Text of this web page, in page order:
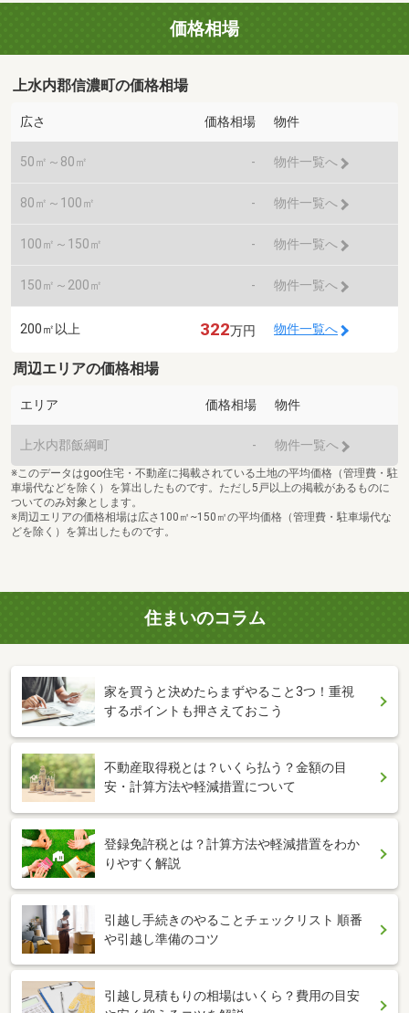
価格相場
上水内郡信濃町の価格相場
広さ 価格相場 物件
50㎡～80㎡ - 物件一覧へ
80㎡～100㎡ - 物件一覧へ
100㎡～150㎡ - 物件一覧へ
150㎡～200㎡ - 物件一覧へ
200㎡以上 322万円 物件一覧へ
周辺エリアの価格相場
エリア 価格相場 物件
上水内郡飯綱町 - 物件一覧へ
※このデータはgoo住宅・不動産に掲載されている土地の平均価格（管理費・駐
車場代などを除く）を算出したものです。ただし5戸以上の掲載があるものに
ついてのみ対象とします。
※周辺エリアの価格相場は広さ100㎡~150㎡の平均価格（管理費・駐車場代な
どを除く）を算出したものです。
住まいのコラム
家を買うと決めたらまずやること3つ！重視
するポイントも押さえておこう
不動産取得税とは？いくら払う？金額の目
安・計算方法や軽減措置について
登録免許税とは？計算方法や軽減措置をわか
りやすく解説
引越し手続きのやることチェックリスト 順番
や引越し準備のコツ
引越し見積もりの相場はいくら？費用の目安